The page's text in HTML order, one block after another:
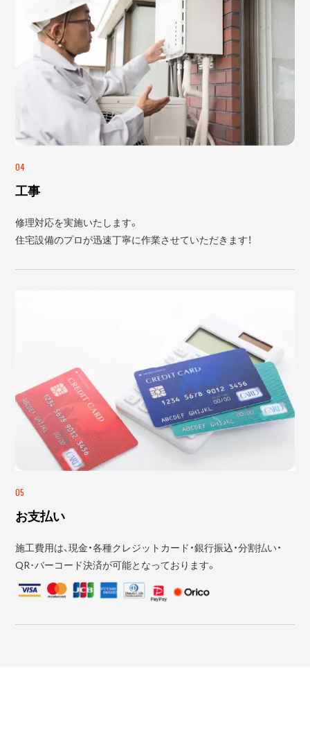
04
工事
修理対応を実施いたします。
住宅設備のプロが迅速丁寧に作業させていただきます！
05
お支払い
施工費用は、現金・各種クレジットカード・銀行振込・分割払い・
QR･バーコード決済が可能となっております。